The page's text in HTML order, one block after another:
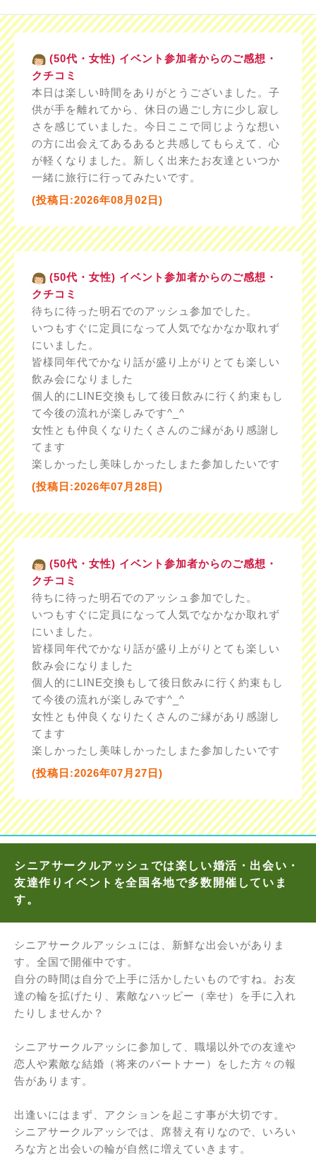
(50代・女性) イベント参加者からのご感想・
クチコミ
本日は楽しい時間をありがとうございました。子
供が手を離れてから、休日の過ごし方に少し寂し
さを感じていました。今日ここで同じような想い
の方に出会えてあるあると共感してもらえて、心
が軽くなりました。新しく出来たお友達といつか
一緒に旅行に行ってみたいです。
(投稿日:2026年08月02日)
(50代・女性) イベント参加者からのご感想・
クチコミ
待ちに待った明石でのアッシュ参加でした。
いつもすぐに定員になって人気でなかなか取れず
にいました。
皆様同年代でかなり話が盛り上がりとても楽しい
飲み会になりました
個人的にLINE交換もして後日飲みに行く約束もし
て今後の流れが楽しみです^_^
女性とも仲良くなりたくさんのご縁があり感謝し
てます
楽しかったし美味しかったしまた参加したいです
(投稿日:2026年07月28日)
(50代・女性) イベント参加者からのご感想・
クチコミ
待ちに待った明石でのアッシュ参加でした。
いつもすぐに定員になって人気でなかなか取れず
にいました。
皆様同年代でかなり話が盛り上がりとても楽しい
飲み会になりました
個人的にLINE交換もして後日飲みに行く約束もし
て今後の流れが楽しみです^_^
女性とも仲良くなりたくさんのご縁があり感謝し
てます
楽しかったし美味しかったしまた参加したいです
(投稿日:2026年07月27日)
シニアサークルアッシュでは楽しい婚活・出会い・
友達作りイベントを全国各地で多数開催していま
す。
シニアサークルアッシュには、新鮮な出会いがありま
す。全国で開催中です。
自分の時間は自分で上手に活かしたいものですね。お友
達の輪を拡げたり、素敵なハッピー（幸せ）を手に入れ
たりしませんか？
シニアサークルアッシに参加して、職場以外での友達や
恋人や素敵な結婚（将来のパートナー）をした方々の報
告があります。
出逢いにはまず、アクションを起こす事が大切です。
シニアサークルアッシでは、席替え有りなので、いろい
ろな方と出会いの輪が自然に増えていきます。